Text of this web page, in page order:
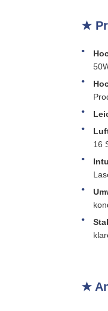
★
16
★